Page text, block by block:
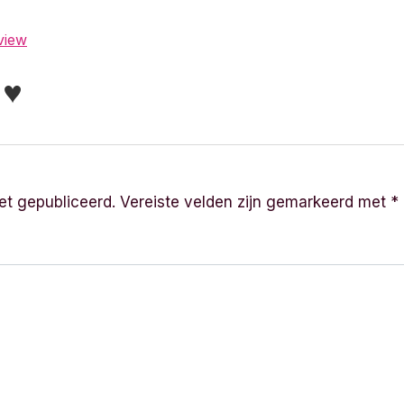
♥
gepubliceerd. Vereiste velden zijn gemarkeerd met *